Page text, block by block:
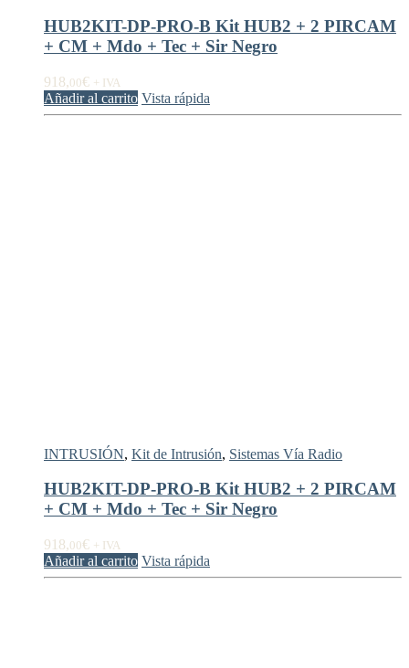
HUB2KIT-DP-PRO-B Kit HUB2 + 2 PIRCAM
+ CM + Mdo + Tec + Sir Negro
918,00€ + IVA
Añadir al carrito Vista rápida
INTRUSIÓN, Kit de Intrusión, Sistemas Vía Radio
HUB2KIT-DP-PRO-B Kit HUB2 + 2 PIRCAM
+ CM + Mdo + Tec + Sir Negro
918,00€ + IVA
Añadir al carrito Vista rápida